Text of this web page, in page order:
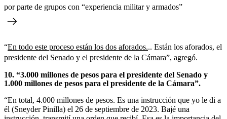
por parte de grupos con “experiencia militar y armados”
“En todo este proceso están los dos aforados... Están los aforados, el
presidente del Senado y el presidente de la Cámara”, agregó.
10. “3.000 millones de pesos para el presidente del Senado y
1.000 millones de pesos para el presidente de la Cámara”.
“En total, 4.000 millones de pesos. Es una instrucción que yo le di a
él (Sneyder Pinilla) el 26 de septiembre de 2023. Bajé una